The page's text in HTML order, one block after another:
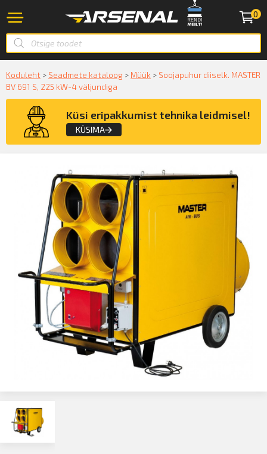
0
Koduleht > Seadmete kataloog > Müük > Soojapuhur diiselk. MASTER
BV 691 S, 225 kW-4 väljundiga
Küsi eripakkumist tehnika leidmisel!
KÜSIMA
KÜSIN!